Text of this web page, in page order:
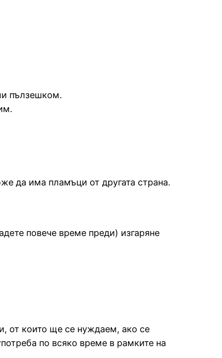
пълзешком.
да има пламъци от другата страна.
повече време преди) изгаряне
от които ще се нуждаем, ако се
по всяко време в рамките на